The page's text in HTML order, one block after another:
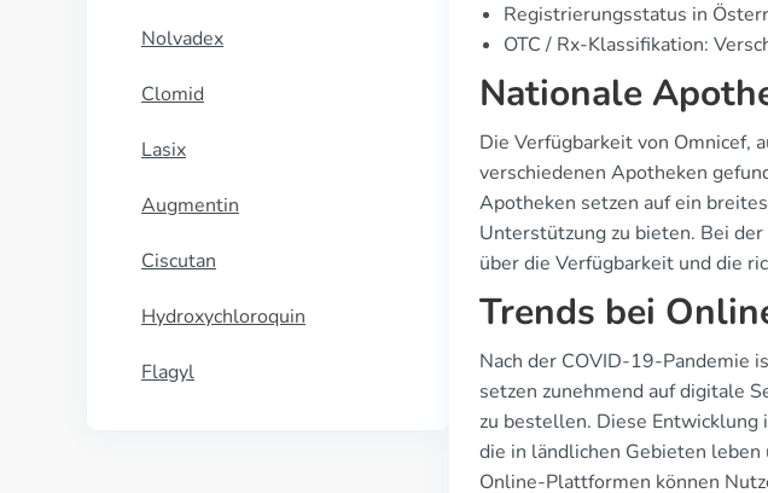
Nolvadex
Clomid
Lasix
Augmentin
Ciscutan
Hydroxychloroquin
Flagyl
Registrierungsstatus in
OTC / Rx-Klassifikation:
Nationale
Die Verfügbarkeit von Omnicef,
verschiedenen Apotheken
Apotheken setzen auf ein
Unterstützung zu bieten. Bei
über die Verfügbarkeit und die
Trends bei
Nach der COVID-19-Pandemie
setzen zunehmend auf digitale
zu bestellen. Diese
die in ländlichen Gebieten
Online-Plattformen können